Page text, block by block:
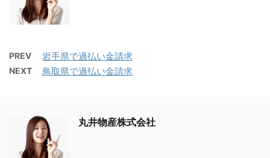
PREV 岩手県で過払い金請求
NEXT 鳥取県で過払い金請求
丸井物産株式会社